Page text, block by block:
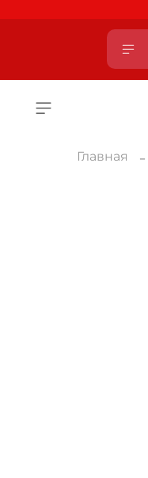
Главная